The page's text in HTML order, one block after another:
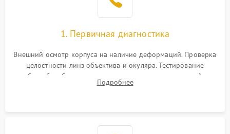
1. Первичная диагностика
Внешний осмотр корпуса на наличие деформаций. Проверка
целостности линз объектива и окуляра. Тестирование
работы барабанчиков ввода поправок, кольца отстройки
параллакса и зума. Выявление сколов, внутренних
Подробнее